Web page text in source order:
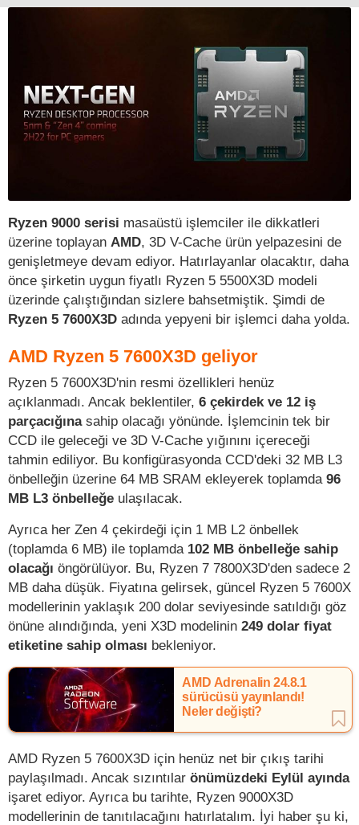
Ryzen 9000 serisi masaüstü işlemciler ile dikkatleri
üzerine toplayan AMD, 3D V-Cache ürün yelpazesini de
genişletmeye devam ediyor. Hatırlayanlar olacaktır, daha
önce şirketin uygun fiyatlı Ryzen 5 5500X3D modeli
üzerinde çalıştığından sizlere bahsetmiştik. Şimdi de
Ryzen 5 7600X3D adında yepyeni bir işlemci daha yolda.
AMD Ryzen 5 7600X3D geliyor
Ryzen 5 7600X3D'nin resmi özellikleri henüz
açıklanmadı. Ancak beklentiler, 6 çekirdek ve 12 iş
parçacığınasahip olacağı yönünde. İşlemcinin tek bir
CCD ile geleceği ve 3D V-Cache yığınını içereceği
tahmin ediliyor. Bu konfigürasyonda CCD'deki 32 MB L3
önbelleğin üzerine 64 MB SRAM ekleyerek toplamda 96
MB L3 önbelleğe ulaşılacak.
Ayrıca her Zen 4 çekirdeği için 1 MB L2 önbellek
(toplamda 6 MB) ile toplamda 102 MB önbelleğe sahip
olacağı öngörülüyor. Bu, Ryzen 7 7800X3D'den sadece 2
MB daha düşük. Fiyatına gelirsek, güncel Ryzen 5 7600X
modellerinin yaklaşık 200 dolar seviyesinde satıldığı göz
önüne alındığında, yeni X3D modelinin 249 dolar fiyat
etiketine sahip olması bekleniyor.
AMD Adrenalin 24.8.1
sürücüsü yayınlandı!
Neler değişti?
AMD Ryzen 5 7600X3D için henüz net bir çıkış tarihi
paylaşılmadı. Ancak sızıntılar önümüzdeki Eylül ayında
işaret ediyor. Ayrıca bu tarihte, Ryzen 9000X3D
modellerinin de tanıtılacağını hatırlatalım. İyi haber şu ki,